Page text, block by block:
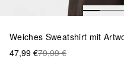
Weiches Sweatshirt mit
47,99 €79,99 €